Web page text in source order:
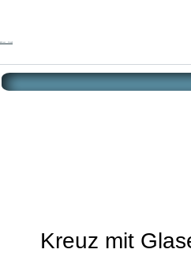
Kreuz mit